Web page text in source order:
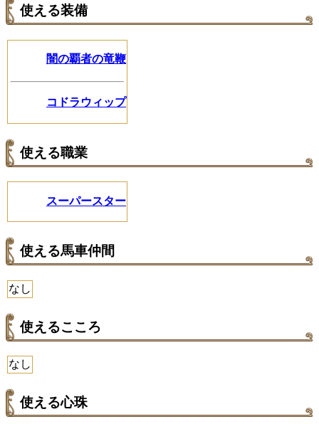
使える装備
闇の覇者の竜鞭
コドラウィップ
使える職業
スーパースター
使える馬車仲間
なし
使えるこころ
なし
使える心珠